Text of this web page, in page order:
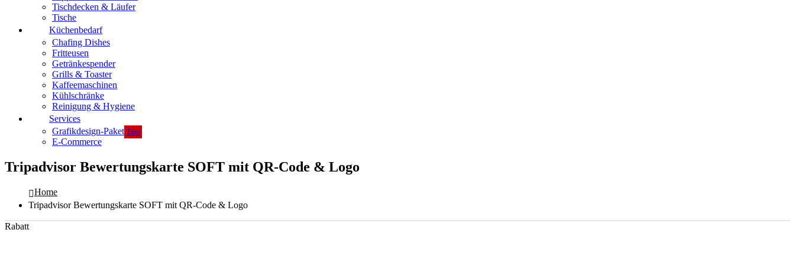
Tischdecken & Läufer
Tische
Küchenbedarf
Chafing Dishes
Fritteusen
Getränkespender
Grills & Toaster
Kaffeemaschinen
Kühlschränke
Reinigung & Hygiene
Services
Grafikdesign-Paket Tipp
E-Commerce
Tripadvisor Bewertungskarte SOFT mit QR-Code & Logo
Home
Tripadvisor Bewertungskarte SOFT mit QR-Code & Logo
Rabatt